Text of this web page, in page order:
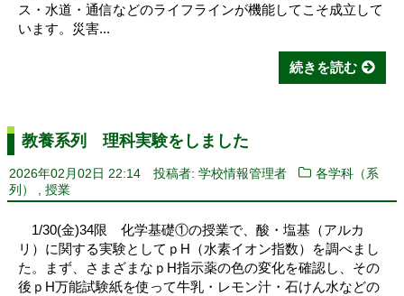
ス・水道・通信などのライフラインが機能してこそ成立して
います。災害...
続きを読む
教養系列 理科実験をしました
2026年02月02日 22:14 投稿者: 学校情報管理者
各学科（系
列）
授業
1/30(金)34限 化学基礎①の授業で、酸・塩基（アルカ
リ）に関する実験としてｐH（水素イオン指数）を調べまし
た。まず、さまざまなｐH指示薬の色の変化を確認し、その
後ｐH万能試験紙を使って牛乳・レモン汁・石けん水などの